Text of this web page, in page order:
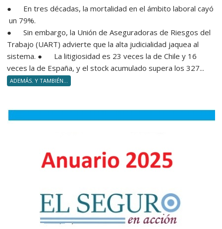
● En tres décadas, la mortalidad en el ámbito laboral cayó
un 79%.
● Sin embargo, la Unión de Aseguradoras de Riesgos del
Trabajo (UART) advierte que la alta judicialidad jaquea al
sistema. ● La litigiosidad es 23 veces la de Chile y 16
veces la de España, y el stock acumulado supera los 327...
ADEMÁS. Y TAMBIÉN...